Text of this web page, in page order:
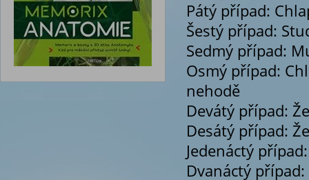
Pátý případ:
Šestý případ:
Sedmý případ:
Osmý případ:
nehodě
Devátý případ:
Desátý případ:
Jedenáctý
Dvanáctý